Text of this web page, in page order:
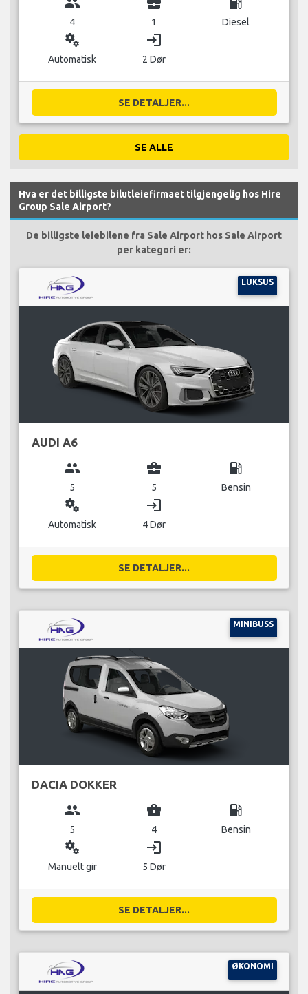
4 1 Diesel
miscellaneous_services
Automatisk
login
2 Dør
SE DETALJER...
SE ALLE
Hva er det billigste bilutleiefirmaet tilgjengelig hos Hire
Group Sale Airport?
De billigste leiebilene fra Sale Airport hos Sale Airport
per kategori er:
LUKSUS
AUDI A6
group
5
business_center
5
local_gas_station
Bensin
miscellaneous_services
Automatisk
login
4 Dør
SE DETALJER...
MINIBUSS
DACIA DOKKER
group
5
business_center
4
local_gas_station
Bensin
miscellaneous_services
Manuelt gir
login
5 Dør
SE DETALJER...
ØKONOMI